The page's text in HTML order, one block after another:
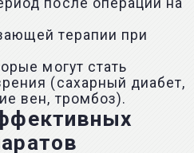
после операции на
терапии при
могут стать
(сахарный диабет,
вен, тромбоз).